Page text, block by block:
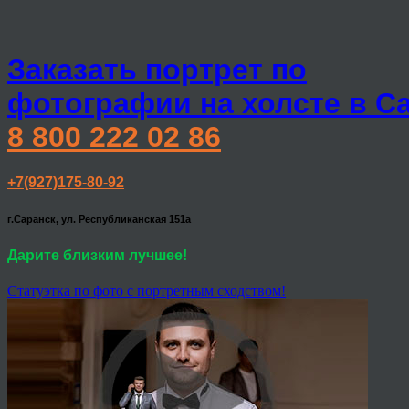
Заказать портрет по
фотографии на холсте в
8 800 222 02 86
+7(927)175-80-92
г.Саранск, ул. Республиканская 151а
Дарите близким лучшее!
Статуэтка по фото с портретным сходством!